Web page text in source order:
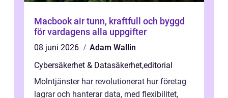
Macbook air tunn, kraftfull och byggd
för vardagens alla uppgifter
08 juni 2026
Adam Wallin
Cybersäkerhet & Datasäkerhet,editorial
Molntjänster har revolutionerat hur företag
lagrar och hanterar data, med flexibilitet,